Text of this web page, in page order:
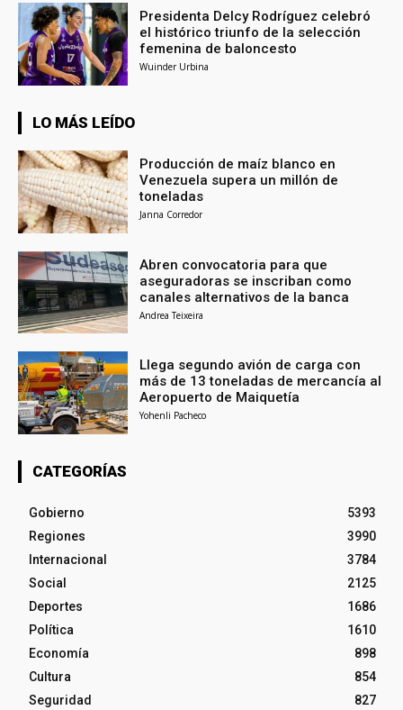
Presidenta Delcy Rodríguez celebró
el histórico triunfo de la selección
femenina de baloncesto
Wuinder Urbina
LO MÁS LEÍDO
Producción de maíz blanco en
Venezuela supera un millón de
toneladas
Janna Corredor
Abren convocatoria para que
aseguradoras se inscriban como
canales alternativos de la banca
Andrea Teixeira
Llega segundo avión de carga con
más de 13 toneladas de mercancía al
Aeropuerto de Maiquetía
Yohenli Pacheco
CATEGORÍAS
Gobierno
5393
Regiones
3990
Internacional
3784
Social
2125
Deportes
1686
Política
1610
Economía
898
Cultura
854
Seguridad
827